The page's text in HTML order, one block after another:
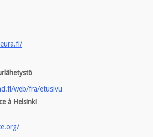
web/fra/etusivu
à Helsinki